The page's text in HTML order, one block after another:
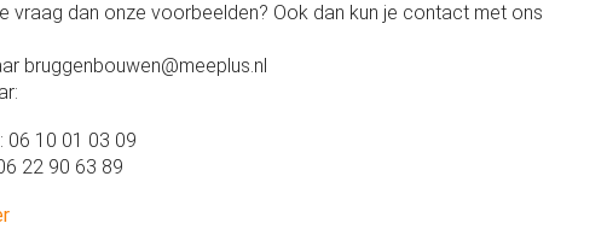
vraag dan onze voorbeelden? Ook dan kun je contact met ons
bruggenbouwen@meeplus.nl
06 10 01 03 09
22 90 63 89